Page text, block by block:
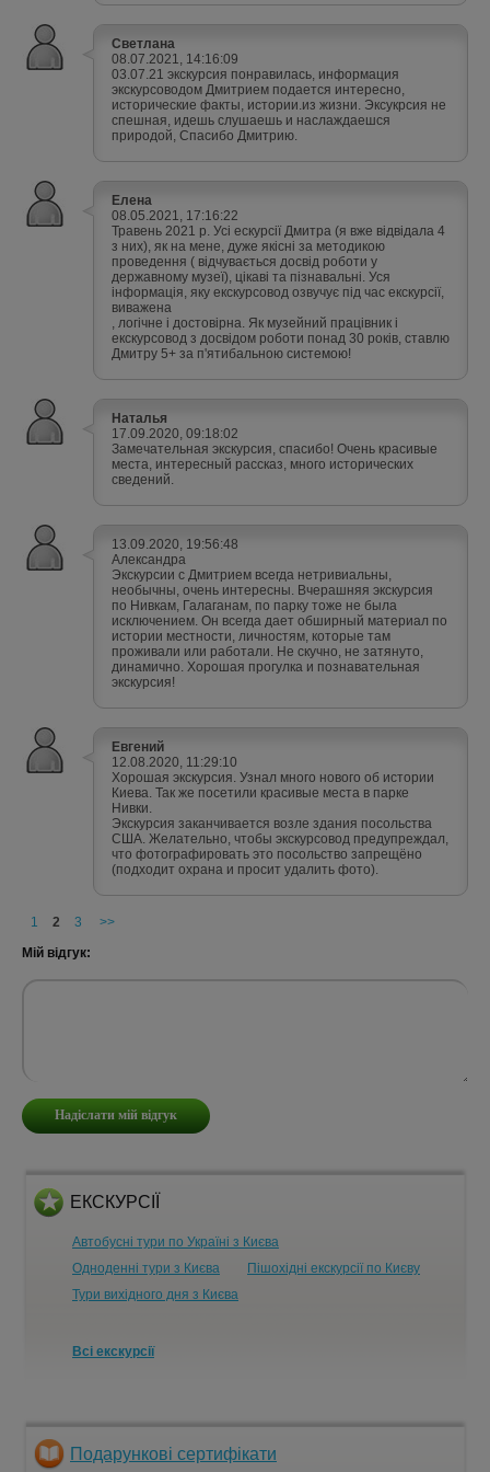
Светлана
08.07.2021, 14:16:09
03.07.21 экскурсия понравилась, информация
экскурсоводом Дмитрием подается интересно,
исторические факты, истории.из жизни. Эксукрсия не
спешная, идешь слушаешь и наслаждаешся
природой, Спасибо Дмитрию.
Елена
08.05.2021, 17:16:22
Травень 2021 р. Усі ескурсії Дмитра (я вже відвідала 4
з них), як на мене, дуже якісні за методикою
проведення ( відчувається досвід роботи у
державному музеї), цікаві та пізнавальні. Уся
інформація, яку екскурсовод озвучує під час екскурсії,
виважена
, логічне і достовірна. Як музейний працівник і
екскурсовод з досвідом роботи понад 30 років, ставлю
Дмитру 5+ за п'ятибальною системою!
Наталья
17.09.2020, 09:18:02
Замечательная экскурсия, спасибо! Очень красивые
места, интересный рассказ, много исторических
сведений.
13.09.2020, 19:56:48
Александра
Экскурсии с Дмитрием всегда нетривиальны,
необычны, очень интересны. Вчерашняя экскурсия
по Нивкам, Галаганам, по парку тоже не была
исключением. Он всегда дает обширный материал по
истории местности, личностям, которые там
проживали или работали. Не скучно, не затянуто,
динамично. Хорошая прогулка и познавательная
экскурсия!
Евгений
12.08.2020, 11:29:10
Хорошая экскурсия. Узнал много нового об истории
Киева. Так же посетили красивые места в парке
Нивки.
Экскурсия заканчивается возле здания посольства
США. Желательно, чтобы экскурсовод предупреждал,
что фотографировать это посольство запрещёно
(подходит охрана и просит удалить фото).
1 2 3
>>
Мій відгук:
ЕКСКУРСІЇ
Автобусні тури по Україні з Києва
Одноденні тури з Києва
Пішохідні екскурсії по Києву
Тури вихідного дня з Києва
Всі екскурсії
Подарункові сертифікати